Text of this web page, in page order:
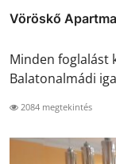
Vöröskő
Minden foglalást
Balatonalmádi
2084 megtekintés